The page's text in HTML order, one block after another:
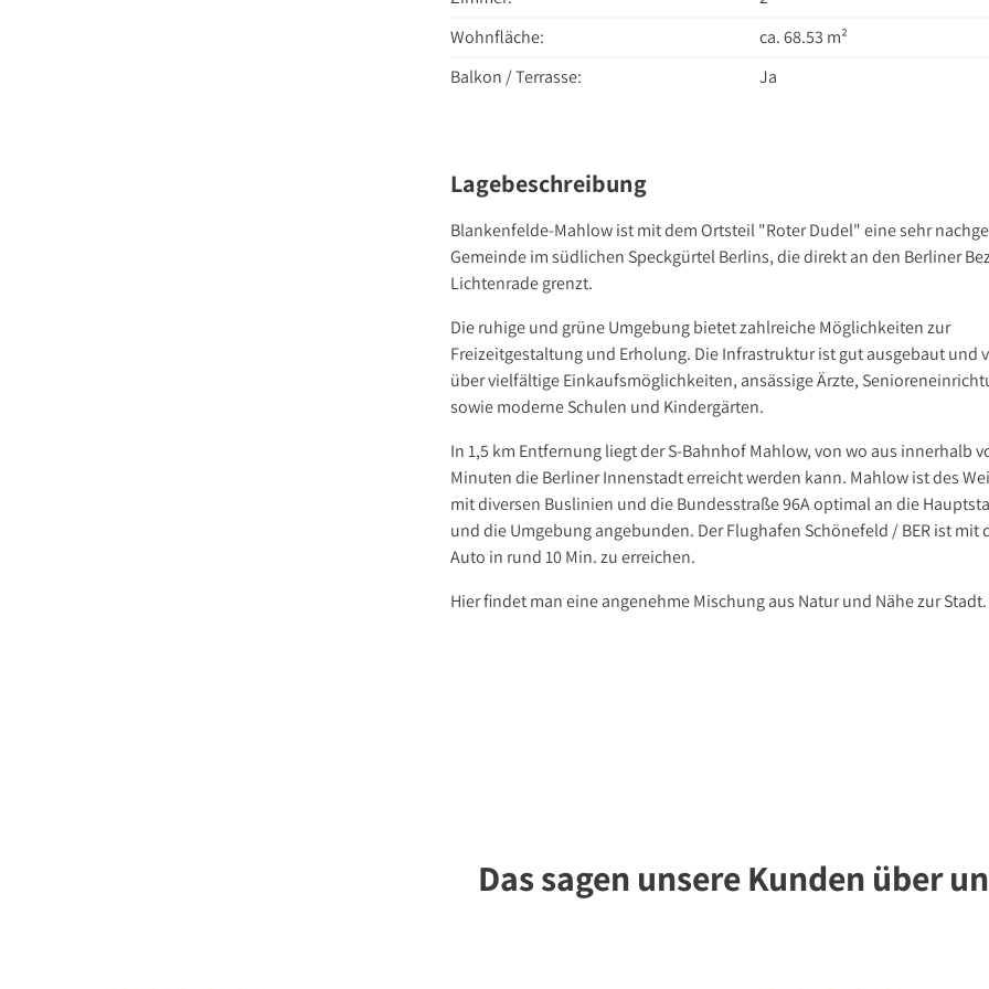
Wohnfläche:
ca. 68.53 m²
Balkon / Terrasse:
Ja
Lagebeschreibung
Blankenfelde-Mahlow ist mit dem Ortsteil "Roter Dudel" eine sehr
Gemeinde im südlichen Speckgürtel Berlins, die direkt an den Berliner
Lichtenrade grenzt.
Die ruhige und grüne Umgebung bietet zahlreiche Möglichkeiten zur
Freizeitgestaltung und Erholung. Die Infrastruktur ist gut ausgebaut und
über vielfältige Einkaufsmöglichkeiten, ansässige Ärzte,
sowie moderne Schulen und Kindergärten.
In 1,5 km Entfernung liegt der S-Bahnhof Mahlow, von wo aus innerhalb
Minuten die Berliner Innenstadt erreicht werden kann. Mahlow ist des
mit diversen Buslinien und die Bundesstraße 96A optimal an die
und die Umgebung angebunden. Der Flughafen Schönefeld / BER ist mit
Auto in rund 10 Min. zu erreichen.
Hier findet man eine angenehme Mischung aus Natur und Nähe zur Stadt.
Das sagen unsere Kunden über